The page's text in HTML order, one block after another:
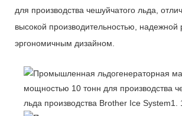
для производства чешуйчатого льда,
высокой производительностью, надежной
эргономичным дизайном.